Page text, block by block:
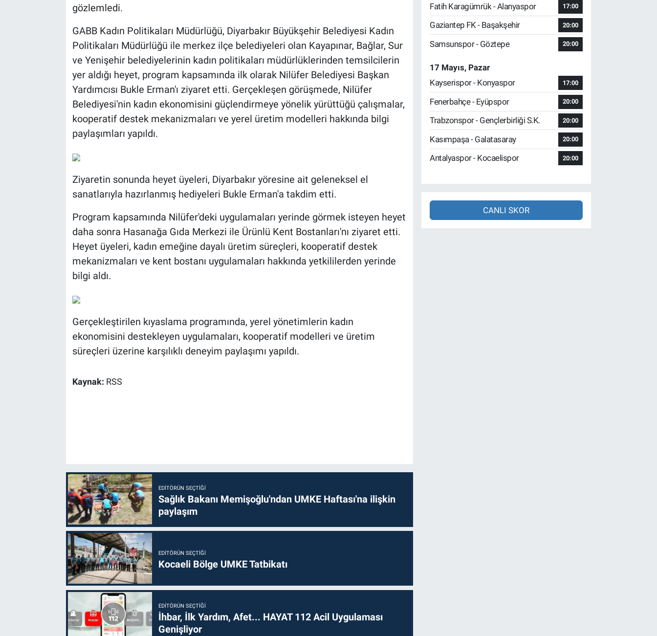
gözlemledi.
GABB Kadın Politikaları Müdürlüğü, Diyarbakır Büyükşehir Belediyesi Kadın
Politikaları Müdürlüğü ile merkez ilçe belediyeleri olan Kayapınar, Bağlar, Sur
ve Yenişehir belediyelerinin kadın politikaları müdürlüklerinden temsilcilerin
yer aldığı heyet, program kapsamında ilk olarak Nilüfer Belediyesi Başkan
Yardımcısı Bukle Erman'ı ziyaret etti. Gerçekleşen görüşmede, Nilüfer
Belediyesi'nin kadın ekonomisini güçlendirmeye yönelik yürüttüğü çalışmalar,
kooperatif destek mekanizmaları ve yerel üretim modelleri hakkında bilgi
paylaşımları yapıldı.
Ziyaretin sonunda heyet üyeleri, Diyarbakır yöresine ait geleneksel el
sanatlarıyla hazırlanmış hediyeleri Bukle Erman'a takdim etti.
Program kapsamında Nilüfer'deki uygulamaları yerinde görmek isteyen heyet
daha sonra Hasanağa Gıda Merkezi ile Ürünlü Kent Bostanları'nı ziyaret etti.
Heyet üyeleri, kadın emeğine dayalı üretim süreçleri, kooperatif destek
mekanizmaları ve kent bostanı uygulamaları hakkında yetkililerden yerinde
bilgi aldı.
Gerçekleştirilen kıyaslama programında, yerel yönetimlerin kadın
ekonomisini destekleyen uygulamaları, kooperatif modelleri ve üretim
süreçleri üzerine karşılıklı deneyim paylaşımı yapıldı.
Kaynak: RSS
EDITÖRÜN SEÇTIĞI
Sağlık Bakanı Memişoğlu'ndan UMKE Haftası'na ilişkin
paylaşım
EDITÖRÜN SEÇTIĞI
Kocaeli Bölge UMKE Tatbikatı
EDITÖRÜN SEÇTIĞI
İhbar, İlk Yardım, Afet... HAYAT 112 Acil Uygulaması
Genişliyor
Fatih Karagümrük - Alanyaspor
17:00
Gaziantep FK - Başakşehir 20:00
Samsunspor - Göztepe 20:00
17 Mayıs, Pazar
Kayserispor - Konyaspor
17:00
Fenerbahçe - Eyüpspor 20:00
Trabzonspor - Gençlerbirliği S.K. 20:00
Kasımpaşa - Galatasaray 20:00
Antalyaspor - Kocaelispor 20:00
CANLI SKOR